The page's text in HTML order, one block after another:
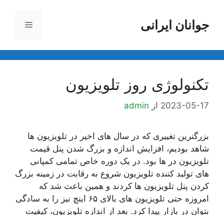
محتواجوانان ایرانی فهرست
تکنولوژی روز تلویزیون
2023-05-17 از admin
بزرگترین تغییری که در سال های اخیر در تلویزیون ها
شاهد بودیم، افزایش اندازه و بزرگ شدن پنل قیمت
تلویزیون در ها بود. در یک دوره خاص تمامی کمپانی
های تولید کننده تلویزیون شروع به رقابت در زمینه بزرگ
کردن پنل تلویزیون ها کردند و همین باعث شد که
امروزه حتی تلویزیون های بالای ۶۵ اینچ نیز را به سادگی
بتوان در بازار پیدا کرد. بعد از اندازه تلویزیون، کیفیت